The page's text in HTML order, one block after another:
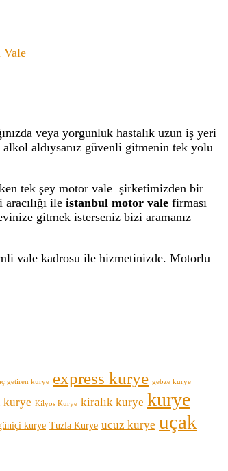
Vale
veya yorgunluk hastalık uzun iş yeri
aldıysanız güvenli gitmenin tek yolu
tek şey motor vale şirketimizden bir
ile istanbul motor vale firması
gitmek isterseniz bizi aramanız
vale kadrosu ile hizmetinizde. Motorlu
getiren kurye express kurye gebze kurye
kurye Kilyos Kurye kiralık kurye kurye
kurye Tuzla Kurye ucuz kurye uçak